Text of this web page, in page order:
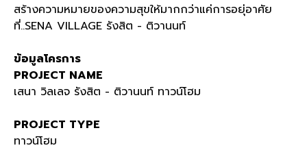
สร้างความหมายของความสุขให้มากกว่าแค่การอยุ่อาศัย
ที่..SENA VILLAGE รังสิต - ติวานนท์
ข้อมูลโครการ
PROJECT NAME
เสนา วิลเลจ รังสิต - ติวานนท์ ทาวน์โฮม
PROJECT TYPE
ทาวน์โฮม